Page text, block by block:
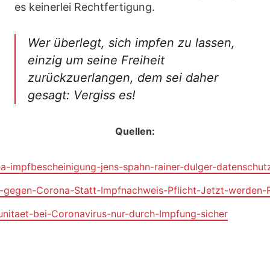
es keinerlei Rechtfertigung.
Wer überlegt, sich impfen zu lassen,
einzig um seine Freiheit
zurückzuerlangen, dem sei daher
gesagt: Vergiss es!
Quellen:
jens-spahn-rainer-dulger-
Corona-Statt-Impfnachweis-Pflicht-Jetzt-werden-
bei-Coronavirus-nur-durch-Impfung-sicher